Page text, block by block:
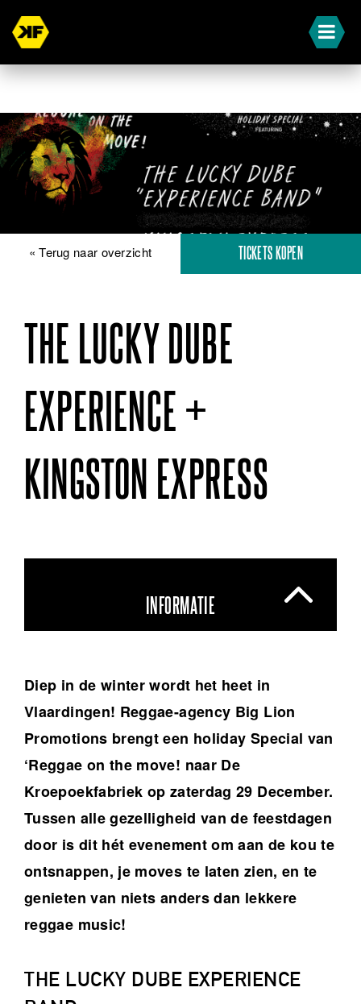
« Terug naar overzicht TICKETS KOPEN
THE LUCKY DUBE
EXPERIENCE +
KINGSTON EXPRESS
INFORMATIE
Diep in de winter wordt het heet in
Vlaardingen! Reggae-agency Big Lion
Promotions brengt een holiday Special van
‘Reggae on the move! naar De
Kroepoekfabriek op zaterdag 29 December.
Tussen alle gezelligheid van de feestdagen
door is dit hét evenement om aan de kou te
ontsnappen, je moves te laten zien, en te
genieten van niets anders dan lekkere
reggae music!
THE LUCKY DUBE EXPERIENCE